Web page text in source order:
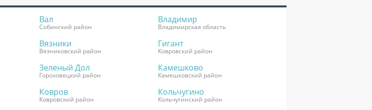
Вал
Собинский район
Владимир
Владимирская область
Вязники
Вязниковский район
Гигант
Ковровский район
Зеленый Дол
Гороховецкий район
Камешково
Камешковский район
Ковров
Ковровский район
Кольчугино
Кольчугинский район